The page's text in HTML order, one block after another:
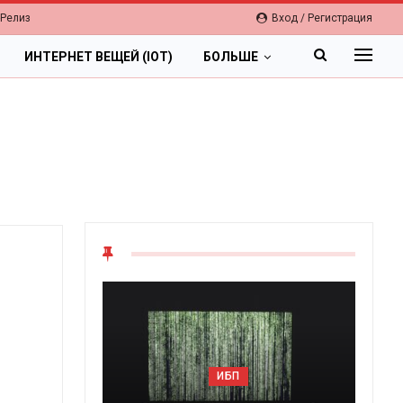
Вход / Регистрация
ИНТЕРНЕТ ВЕЩЕЙ (IOT) БОЛЬШЕ
ОБЛАКА
Цифровая экономика 2026.